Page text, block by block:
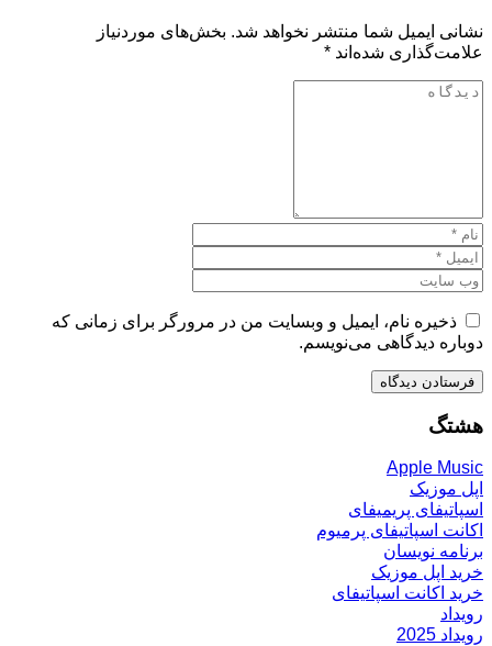
نشانی ایمیل شما منتشر نخواهد شد. بخش‌های موردنیاز
علامت‌گذاری شده‌اند *
ذخیره نام، ایمیل و وبسایت من در مرورگر برای زمانی که
دوباره دیدگاهی می‌نویسم.
هشتگ
Apple Music
اپل موزیک
اسپاتیفای پریمیفای
اکانت اسپاتیفای پرمیوم
برنامه نویسان
خرید اپل موزیک
خرید اکانت اسپاتیفای
رویداد
رویداد 2025